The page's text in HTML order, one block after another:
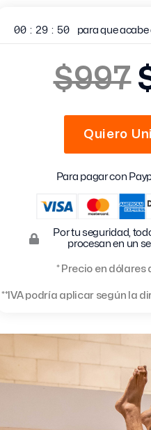
00 : 29 : 48 para que
$997
Quiero
Para pagar con
Por tu seguridad,
procesan en un
* Precio en dólares
**IVA podría aplicar según la